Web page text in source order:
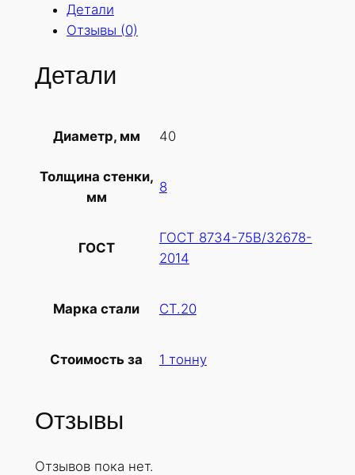
Детали
Отзывы (0)
Детали
Диаметр, мм 40
Толщина стенки,
мм
8
ГОСТ
ГОСТ 8734-75В/32678-
2014
Марка стали СТ.20
Стоимость за 1 тонну
Отзывы
Отзывов пока нет.